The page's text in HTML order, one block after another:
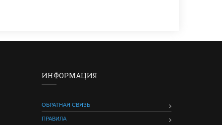
ИНФОРМАЦИЯ
ОБРАТНАЯ СВЯЗЬ
ПРАВИЛА